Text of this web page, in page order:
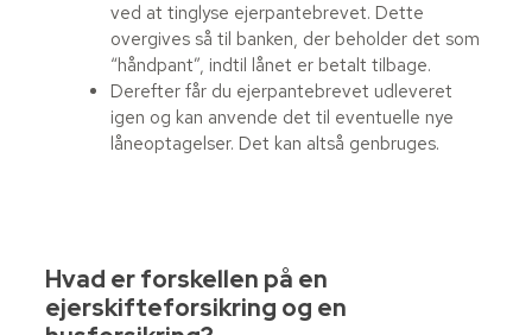
ved at tinglyse ejerpantebrevet. Dette
overgives så til banken, der beholder det som
“håndpant”, indtil lånet er betalt tilbage.
Derefter får du ejerpantebrevet udleveret
igen og kan anvende det til eventuelle nye
låneoptagelser. Det kan altså genbruges.
Hvad er forskellen på en
ejerskifteforsikring og en